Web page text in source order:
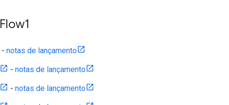
Flow1
- notas de lançamento
- notas de lançamento
- notas de lançamento